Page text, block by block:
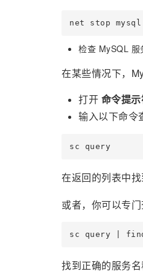
检查 MySQL 服
在某些情况下，
打开 命令提
输入以下命令
在返回的列表中
或者，你可以专门
找到正确的服务